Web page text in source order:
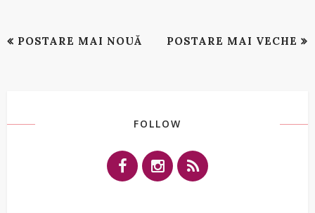
POSTARE MAI NOUĂ POSTARE MAI VECHE
FOLLOW